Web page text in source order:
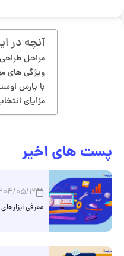
آنچه در
مراحل
ویژگی های
با پارس
مزایای
پست های اخیر
05/12
معرفی